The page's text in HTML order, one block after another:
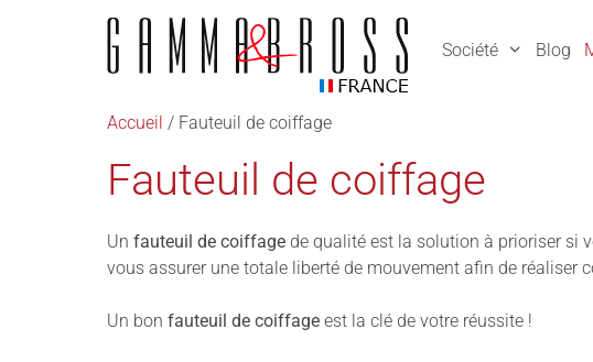
Société Blog
Accueil / Fauteuil de coiffage
Fauteuil de coiffage
Un fauteuil de coiffage de qualité est la solution à prioriser si
vous assurer une totale liberté de mouvement afin de réaliser
Un bon fauteuil de coiffage est la clé de votre réussite !